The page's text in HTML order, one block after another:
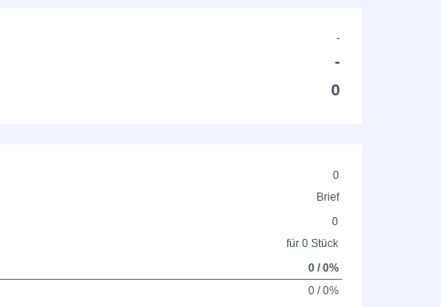
-
-
0
0
Brief
0
für 0 Stück
0 / 0%
0 / 0%